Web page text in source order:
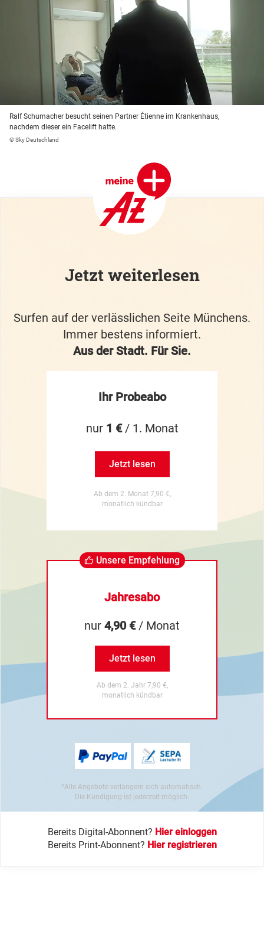
Ralf Schumacher besucht seinen Partner Étienne im Krankenhaus,
nachdem dieser ein Facelift hatte.
© Sky Deutschland
Jetzt weiterlesen
Surfen auf der verlässlichen Seite Münchens.
Immer bestens informiert.
Aus der Stadt. Für Sie.
Ihr Probeabo
nur 1 €/ 1. Monat
Jetzt lesen
Ab dem 2. Monat 7,90 €,
monatlich kündbar
Unsere Empfehlung
Jahresabo
nur 4,90 €/ Monat
Jetzt lesen
Ab dem 2. Jahr 7,90 €,
monatlich kündbar
*Alle Angebote verlängern sich automatisch.
Die Kündigung ist jederzeit möglich.
Bereits Digital-Abonnent? Hier einloggen
Bereits Print-Abonnent? Hier registrieren